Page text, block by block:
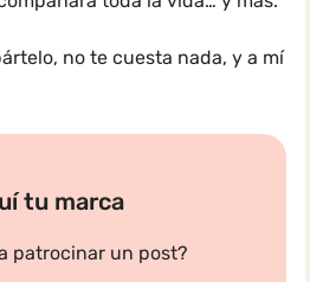
no te cuesta nada, y a mí
tu marca
patrocinar un post?